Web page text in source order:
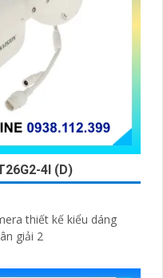
4I (D)
thiết kế kiểu dáng
giải 2